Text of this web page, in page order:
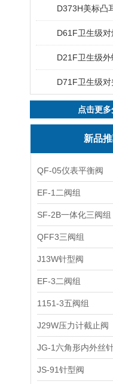
D373H美标凸
D61F卫生级对
D21F卫生级
D71F卫生级对
点击更
新品
QF-05仪表平衡阀
EF-1二阀组
SF-2B一体化三阀组
QFF3三阀组
J13W针型阀
EF-3二阀组
1151-3五阀组
J29W压力计截止阀
JG-1六角形内外丝
JS-91针型阀